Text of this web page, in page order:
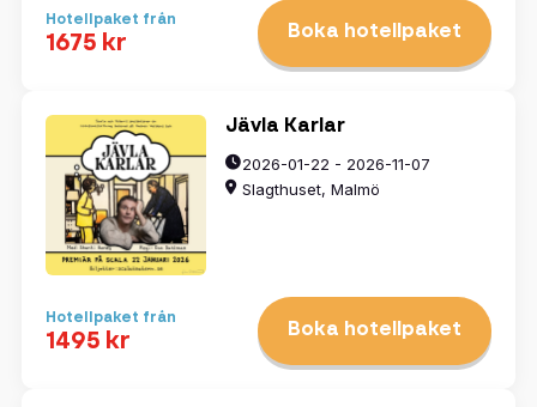
Hotellpaket från
1675 kr Boka hotellpaket
Jävla Karlar
2026-01-22 - 2026-11-07
Slagthuset, Malmö
Hotellpaket från
1495 kr Boka hotellpaket